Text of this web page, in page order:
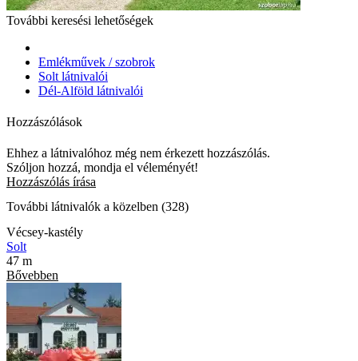
További keresési lehetőségek
Emlékművek / szobrok
Solt látnivalói
Dél-Alföld látnivalói
Hozzászólások
Ehhez a látnivalóhoz még nem érkezett hozzászólás.
Szóljon hozzá, mondja el véleményét!
Hozzászólás írása
További látnivalók a közelben (328)
Vécsey-kastély
Solt
47 m
Bővebben